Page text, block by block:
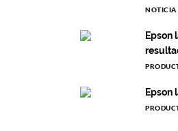
NOTICIA
Epson
Epson